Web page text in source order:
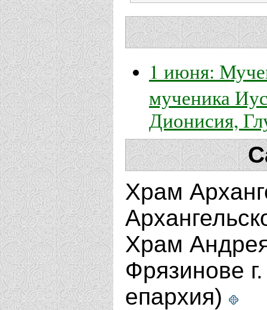
1 июня:
мученика
Дионисия,
Храм
Храм
Фрязинове
епархия)